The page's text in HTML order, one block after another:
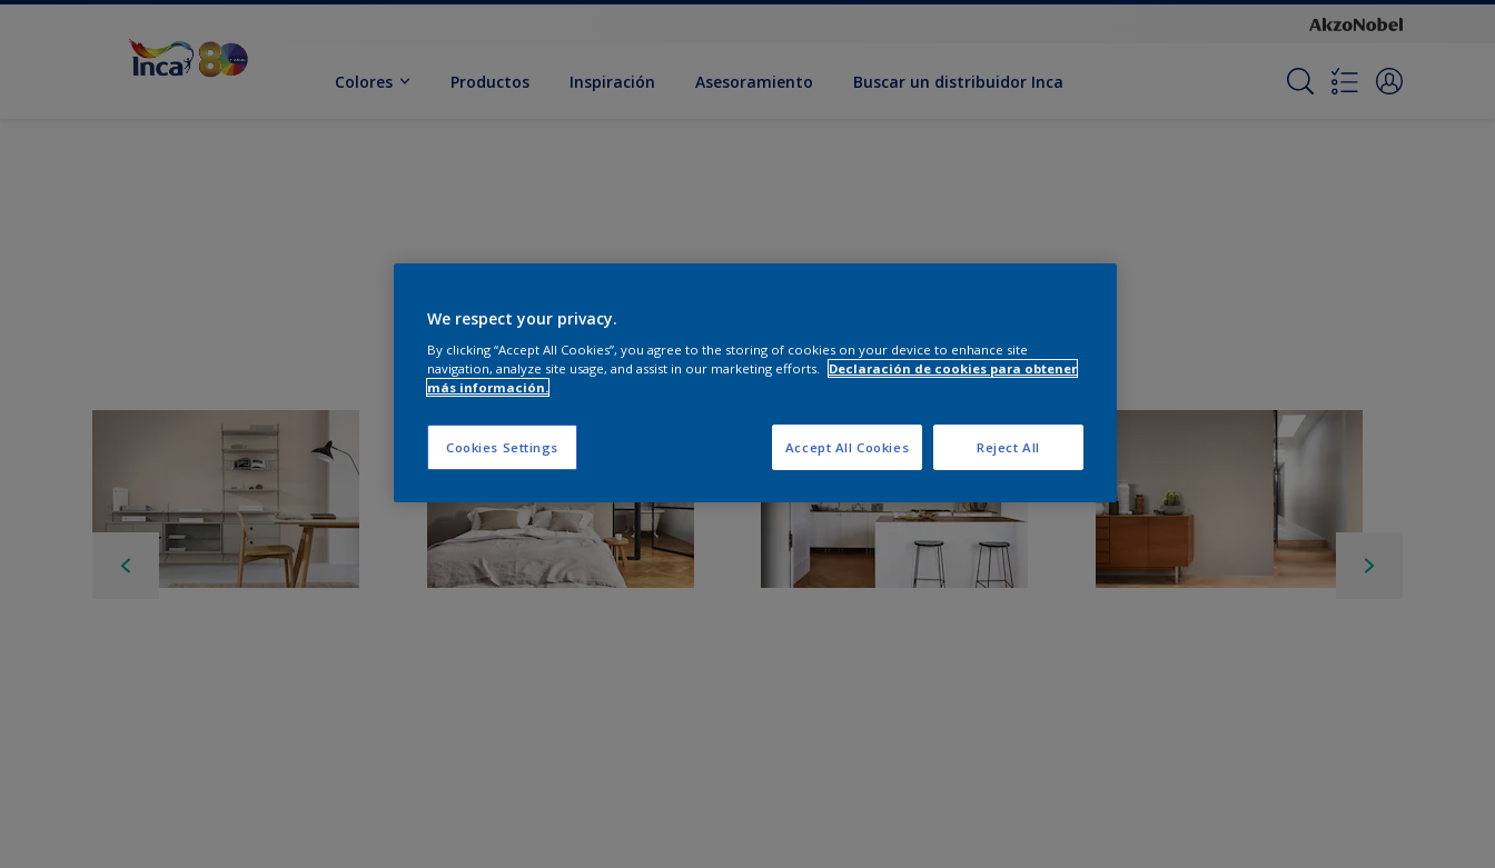
Colores Productos Inspiración Asesoramiento Buscar un distribuidor Inca
We respect your privacy.
By clicking “Accept All Cookies”, you agree to the storing of cookies on your device to enhance site
navigation, analyze site usage, and assist in our marketing efforts.
Declaración de cookies para obtener
más información.
Cookies Settings Reject All
Accept All Cookies